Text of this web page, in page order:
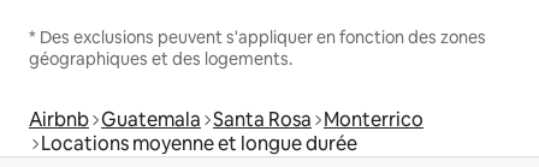
* Des exclusions peuvent s'appliquer en fonction des zones
géographiques et des logements.
Airbnb Guatemala Santa Rosa Monterrico
Locations moyenne et longue durée